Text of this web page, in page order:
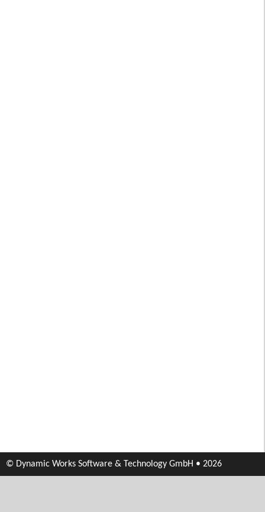
© Dynamic Works Software & Technology GmbH • 2026